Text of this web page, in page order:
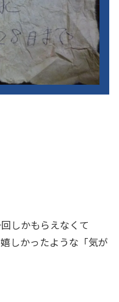
しかもらえなくて
しかったような「気が